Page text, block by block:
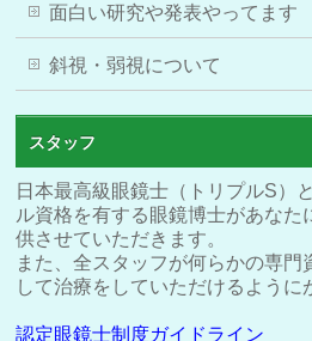
面白い研究や発表やってます
斜視・弱視について
スタッフ
日本最高級眼鏡士（トリプルS）
ル資格を有する眼鏡博士があなた
供させていただきます。
また、全スタッフが何らかの専
して治療をしていただけるように
認定眼鏡士制度ガイドライン